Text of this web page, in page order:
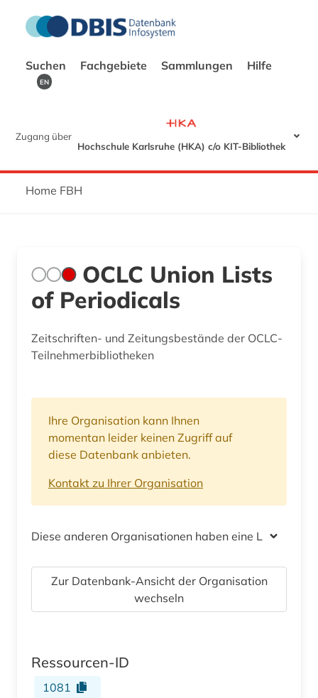
Suchen Fachgebiete Sammlungen Hilfe
EN
Zugang über
Hochschule Karlsruhe (HKA) c/o KIT-Bibliothek
Home FBH
OCLC Union Lists
of Periodicals
Zeitschriften- und Zeitungsbestände der OCLC-
Teilnehmerbibliotheken
Ihre Organisation kann Ihnen
momentan leider keinen Zugriff auf
diese Datenbank anbieten.
Kontakt zu Ihrer Organisation
Diese anderen Organisationen haben eine Lizenz
Zur Datenbank-Ansicht der Organisation
wechseln
Ressourcen-ID
1081